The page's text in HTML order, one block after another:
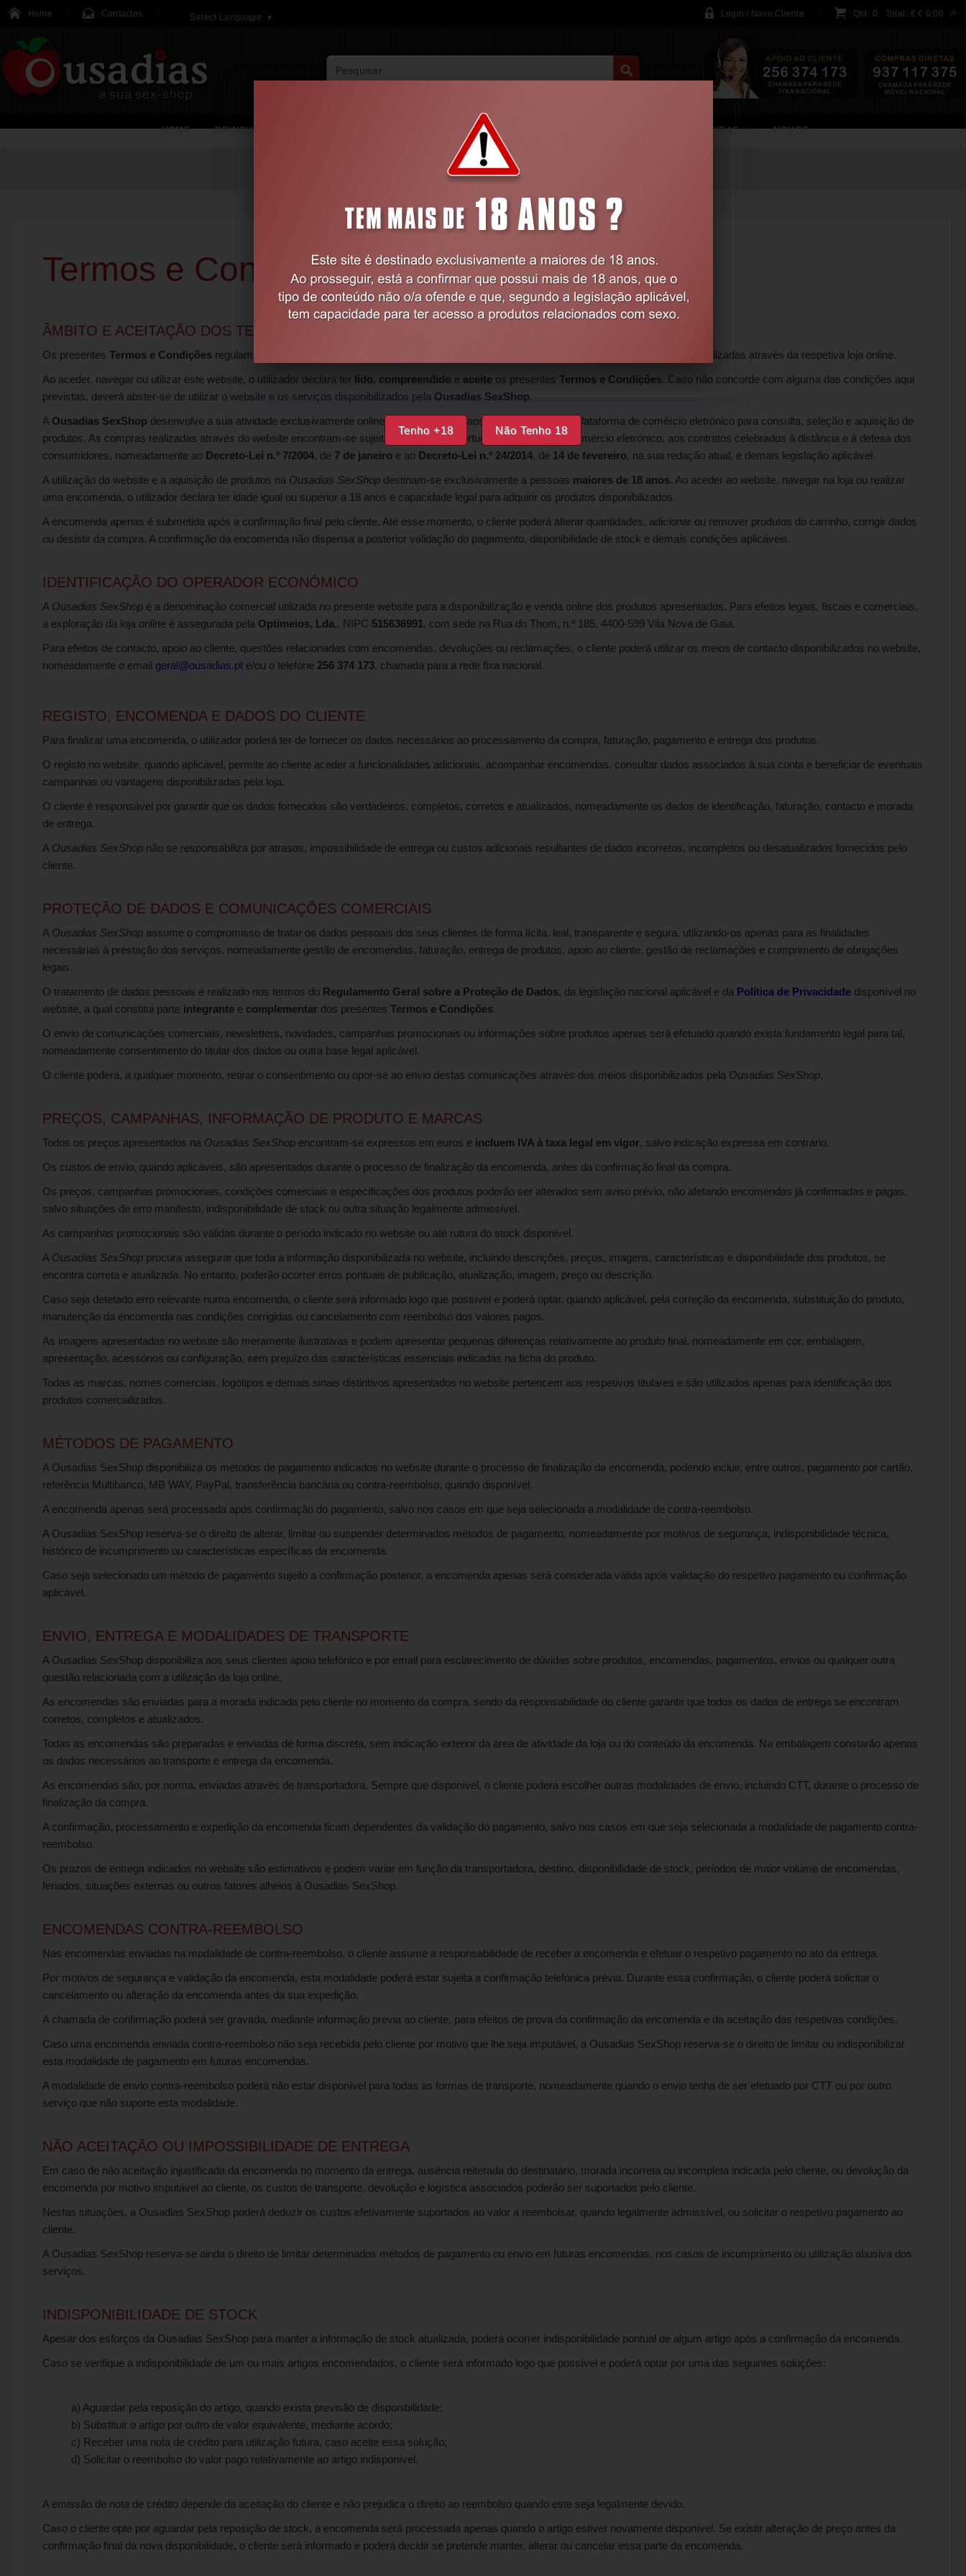
Tenho +18 Não Tenho 18
Home Contactos Select Language ▼ Login / Novo Cliente Qtd: 0 Total: €€ 0,00
HOME BRINQUEDOS LINGERIE BRINCADEIRAS NOVOS
Home
Termos e Condições
ÂMBITO E ACEITAÇÃO DOS TERMOS E CONDIÇÕES
Os presentes Termos e Condições regulam o acesso, navegação e utilização do website da
realizadas através da respetiva loja online.
Ao aceder, navegar ou utilizar este website, o utilizador declara ter lido, compreendido e aceite os presentes Termos e Condições. Caso não concorde com alguma das condições aqui
previstas, deverá abster-se de utilizar o website e os serviços disponibilizados pela Ousadias SexShop.
A Ousadias SexShop desenvolve a sua atividade exclusivamente online, disponibilizando aos seus clientes uma plataforma de comércio eletrónico para consulta, seleção e aquisição de
produtos. As compras realizadas através do website encontram-se sujeitas à legislação portuguesa aplicável ao comércio eletrónico, aos contratos celebrados à distância e à defesa dos
consumidores, nomeadamente ao Decreto-Lei n.º 7/2004, de 7 de janeiro e ao Decreto-Lei n.º 24/2014, de 14 de fevereiro, na sua redação atual, e demais legislação aplicável.
A utilização do website e a aquisição de produtos na Ousadias SexShop destinam-se exclusivamente a pessoas maiores de 18 anos. Ao aceder ao website, navegar na loja ou realizar
uma encomenda, o utilizador declara ter idade igual ou superior a 18 anos e capacidade legal para adquirir os produtos disponibilizados.
A encomenda apenas é submetida após a confirmação final pelo cliente. Até esse momento, o cliente poderá alterar quantidades, adicionar ou remover produtos do carrinho, corrigir dados
ou desistir da compra. A confirmação da encomenda não dispensa a posterior validação do pagamento, disponibilidade de stock e demais condições aplicáveis.
IDENTIFICAÇÃO DO OPERADOR ECONÓMICO
A Ousadias SexShop é a denominação comercial utilizada no presente website para a disponibilização e venda online dos produtos apresentados. Para efeitos legais, fiscais e comerciais,
a exploração da loja online é assegurada pela Optimeios, Lda., NIPC 515636991, com sede na Rua do Thom, n.º 185, 4400-599 Vila Nova de Gaia.
Para efeitos de contacto, apoio ao cliente, questões relacionadas com encomendas, devoluções ou reclamações, o cliente poderá utilizar os meios de contacto disponibilizados no website,
nomeadamente o email geral@ousadias.pt e/ou o telefone 256 374 173, chamada para a rede fixa nacional.
REGISTO, ENCOMENDA E DADOS DO CLIENTE
Para finalizar uma encomenda, o utilizador poderá ter de fornecer os dados necessários ao processamento da compra, faturação, pagamento e entrega dos produtos.
O registo no website, quando aplicável, permite ao cliente aceder a funcionalidades adicionais, acompanhar encomendas, consultar dados associados à sua conta e beneficiar de eventuais
campanhas ou vantagens disponibilizadas pela loja.
O cliente é responsável por garantir que os dados fornecidos são verdadeiros, completos, corretos e atualizados, nomeadamente os dados de identificação, faturação, contacto e morada
de entrega.
A Ousadias SexShop não se responsabiliza por atrasos, impossibilidade de entrega ou custos adicionais resultantes de dados incorretos, incompletos ou desatualizados fornecidos pelo
cliente.
PROTEÇÃO DE DADOS E COMUNICAÇÕES COMERCIAIS
A Ousadias SexShop assume o compromisso de tratar os dados pessoais dos seus clientes de forma lícita, leal, transparente e segura, utilizando-os apenas para as finalidades
necessárias à prestação dos serviços, nomeadamente gestão de encomendas, faturação, entrega de produtos, apoio ao cliente, gestão de reclamações e cumprimento de obrigações
legais.
O tratamento de dados pessoais é realizado nos termos do Regulamento Geral sobre a Proteção de Dados, da legislação nacional aplicável e da Política de Privacidade disponível no
website, a qual constitui parte integrante e complementar dos presentes Termos e Condições.
O envio de comunicações comerciais, newsletters, novidades, campanhas promocionais ou informações sobre produtos apenas será efetuado quando exista fundamento legal para tal,
nomeadamente consentimento do titular dos dados ou outra base legal aplicável.
O cliente poderá, a qualquer momento, retirar o consentimento ou opor-se ao envio destas comunicações através dos meios disponibilizados pela Ousadias SexShop.
PREÇOS, CAMPANHAS, INFORMAÇÃO DE PRODUTO E MARCAS
Todos os preços apresentados na Ousadias SexShop encontram-se expressos em euros e incluem IVA à taxa legal em vigor, salvo indicação expressa em contrário.
Os custos de envio, quando aplicáveis, são apresentados durante o processo de finalização da encomenda, antes da confirmação final da compra.
Os preços, campanhas promocionais, condições comerciais e especificações dos produtos poderão ser alterados sem aviso prévio, não afetando encomendas já confirmadas e pagas,
salvo situações de erro manifesto, indisponibilidade de stock ou outra situação legalmente admissível.
As campanhas promocionais são válidas durante o período indicado no website ou até rutura do stock disponível.
A Ousadias SexShop procura assegurar que toda a informação disponibilizada no website, incluindo descrições, preços, imagens, características e disponibilidade dos produtos, se
encontra correta e atualizada. No entanto, poderão ocorrer erros pontuais de publicação, atualização, imagem, preço ou descrição.
Caso seja detetado erro relevante numa encomenda, o cliente será informado logo que possível e poderá optar, quando aplicável, pela correção da encomenda, substituição do produto,
manutenção da encomenda nas condições corrigidas ou cancelamento com reembolso dos valores pagos.
As imagens apresentadas no website são meramente ilustrativas e podem apresentar pequenas diferenças relativamente ao produto final, nomeadamente em cor, embalagem,
apresentação, acessórios ou configuração, sem prejuízo das características essenciais indicadas na ficha do produto.
Todas as marcas, nomes comerciais, logótipos e demais sinais distintivos apresentados no website pertencem aos respetivos titulares e são utilizados apenas para identificação dos
produtos comercializados.
MÉTODOS DE PAGAMENTO
A Ousadias SexShop disponibiliza os métodos de pagamento indicados no website durante o processo de finalização da encomenda, podendo incluir, entre outros, pagamento por cartão,
referência Multibanco, MB WAY, PayPal, transferência bancária ou contra-reembolso, quando disponível.
A encomenda apenas será processada após confirmação do pagamento, salvo nos casos em que seja selecionada a modalidade de contra-reembolso.
A Ousadias SexShop reserva-se o direito de alterar, limitar ou suspender determinados métodos de pagamento, nomeadamente por motivos de segurança, indisponibilidade técnica,
histórico de incumprimento ou características específicas da encomenda.
Caso seja selecionado um método de pagamento sujeito a confirmação posterior, a encomenda apenas será considerada válida após validação do respetivo pagamento ou confirmação
aplicável.
ENVIO, ENTREGA E MODALIDADES DE TRANSPORTE
A Ousadias SexShop disponibiliza aos seus clientes apoio telefónico e por email para esclarecimento de dúvidas sobre produtos, encomendas, pagamentos, envios ou qualquer outra
questão relacionada com a utilização da loja online.
As encomendas são enviadas para a morada indicada pelo cliente no momento da compra, sendo da responsabilidade do cliente garantir que todos os dados de entrega se encontram
corretos, completos e atualizados.
Todas as encomendas são preparadas e enviadas de forma discreta, sem indicação exterior da área de atividade da loja ou do conteúdo da encomenda. Na embalagem constarão apenas
os dados necessários ao transporte e entrega da encomenda.
As encomendas são, por norma, enviadas através de transportadora. Sempre que disponível, o cliente poderá escolher outras modalidades de envio, incluindo CTT, durante o processo de
finalização da compra.
A confirmação, processamento e expedição da encomenda ficam dependentes da validação do pagamento, salvo nos casos em que seja selecionada a modalidade de pagamento contra-
reembolso.
Os prazos de entrega indicados no website são estimativos e podem variar em função da transportadora, destino, disponibilidade de stock, períodos de maior volume de encomendas,
feriados, situações externas ou outros fatores alheios à Ousadias SexShop.
ENCOMENDAS CONTRA-REEMBOLSO
Nas encomendas enviadas na modalidade de contra-reembolso, o cliente assume a responsabilidade de receber a encomenda e efetuar o respetivo pagamento no ato da entrega.
Por motivos de segurança e validação da encomenda, esta modalidade poderá estar sujeita a confirmação telefónica prévia. Durante essa confirmação, o cliente poderá solicitar o
cancelamento ou alteração da encomenda antes da sua expedição.
A chamada de confirmação poderá ser gravada, mediante informação prévia ao cliente, para efeitos de prova da confirmação da encomenda e da aceitação das respetivas condições.
Caso uma encomenda enviada contra-reembolso não seja recebida pelo cliente por motivo que lhe seja imputável, a Ousadias SexShop reserva-se o direito de limitar ou indisponibilizar
esta modalidade de pagamento em futuras encomendas.
A modalidade de envio contra-reembolso poderá não estar disponível para todas as formas de transporte, nomeadamente quando o envio tenha de ser efetuado por CTT ou por outro
serviço que não suporte esta modalidade.
NÃO ACEITAÇÃO OU IMPOSSIBILIDADE DE ENTREGA
Em caso de não aceitação injustificada da encomenda no momento da entrega, ausência reiterada do destinatário, morada incorreta ou incompleta indicada pelo cliente, ou devolução da
encomenda por motivo imputável ao cliente, os custos de transporte, devolução e logística associados poderão ser suportados pelo cliente.
Nestas situações, a Ousadias SexShop poderá deduzir os custos efetivamente suportados ao valor a reembolsar, quando legalmente admissível, ou solicitar o respetivo pagamento ao
cliente.
A Ousadias SexShop reserva-se ainda o direito de limitar determinados métodos de pagamento ou envio em futuras encomendas, nos casos de incumprimento ou utilização abusiva dos
serviços.
INDISPONIBILIDADE DE STOCK
Apesar dos esforços da Ousadias SexShop para manter a informação de stock atualizada, poderá ocorrer indisponibilidade pontual de algum artigo após a confirmação da encomenda.
Caso se verifique a indisponibilidade de um ou mais artigos encomendados, o cliente será informado logo que possível e poderá optar por uma das seguintes soluções:
a) Aguardar pela reposição do artigo, quando exista previsão de disponibilidade;
b) Substituir o artigo por outro de valor equivalente, mediante acordo;
c) Receber uma nota de crédito para utilização futura, caso aceite essa solução;
d) Solicitar o reembolso do valor pago relativamente ao artigo indisponível.
A emissão de nota de crédito depende da aceitação do cliente e não prejudica o direito ao reembolso quando este seja legalmente devido.
Caso o cliente opte por aguardar pela reposição de stock, a encomenda será processada apenas quando o artigo estiver novamente disponível. Se existir alteração de preço antes da
confirmação final da nova disponibilidade, o cliente será informado e poderá decidir se pretende manter, alterar ou cancelar essa parte da encomenda.